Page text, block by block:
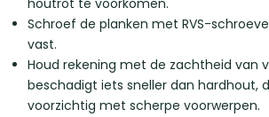
Schroef de planken met RVS-
vast.
Houd rekening met de zachtheid van
beschadigt iets sneller dan hardhout,
voorzichtig met scherpe voorwerpen.